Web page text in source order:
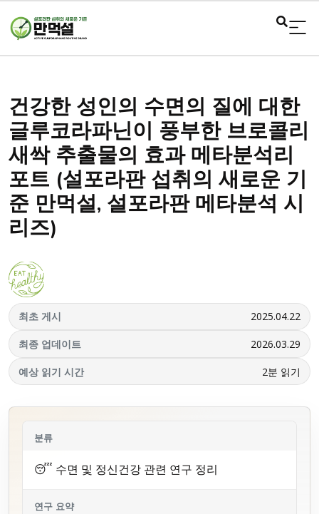
건강한 성인의 수면의 질에 대한
글루코라파닌이 풍부한 브로콜리
새싹 추출물의 효과 메타분석리
포트 (설포라판 섭취의 새로운 기
준 만먹설, 설포라판 메타분석 시
리즈)
최초 게시 2025.04.22
최종 업데이트 2026.03.29
예상 읽기 시간 2분 읽기
분류
😴 수면 및 정신건강 관련 연구 정리
연구 요약